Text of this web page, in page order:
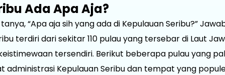
Ada Apa Aja?
“Apa aja sih yang ada di Kepulauan Seribu?”
terdiri dari sekitar 110 pulau yang tersebar di Laut
tersendiri. Berikut beberapa pulau yang
administrasi Kepulauan Seribu dan tempat yang